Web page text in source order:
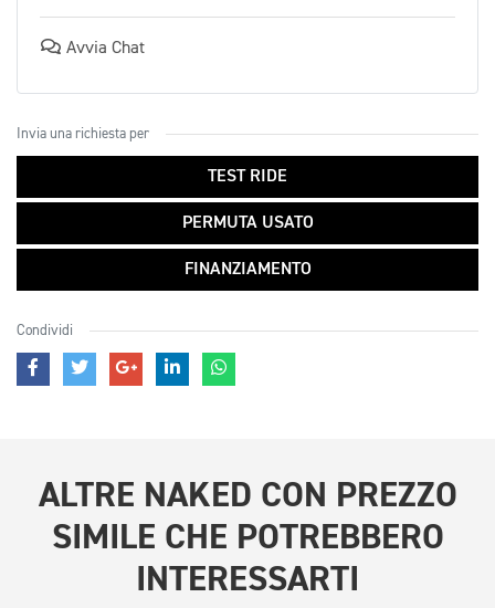
Avvia Chat
Invia una richiesta per
TEST RIDE
PERMUTA USATO
FINANZIAMENTO
Condividi
ALTRE NAKED CON PREZZO
SIMILE CHE POTREBBERO
INTERESSARTI